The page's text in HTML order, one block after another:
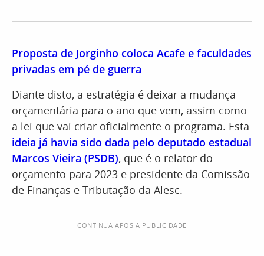
Proposta de Jorginho coloca Acafe e faculdades
privadas em pé de guerra
Diante disto, a estratégia é deixar a mudança
orçamentária para o ano que vem, assim como
a lei que vai criar oficialmente o programa. Esta
ideia já havia sido dada pelo deputado estadual
Marcos Vieira (PSDB), que é o relator do
orçamento para 2023 e presidente da Comissão
de Finanças e Tributação da Alesc.
CONTINUA APÓS A PUBLICIDADE